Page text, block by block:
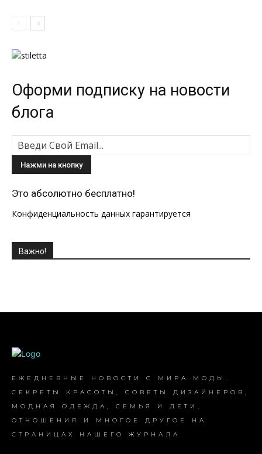
Оформи подписку на новости
блога
Это абсолютно бесплатно!
Конфиденциальность данных гарантируется
Важно!
ЕЖЕДНЕВНЫЕ НОВОСТИ С МИРА МОДЫ.
СЕКРЕТЫ КРАСОТЫ, СОВЕТЫ ДИЗАЙНЕРОВ,
МОДНАЯ ОДЕЖДА, СЕМЬЯ И ДЕТИ,
ОТНОШЕНИЯ И МНОГОЕ ДРУГОЕ НА
СТРАНИЦАХ НАШЕГО ЖУРНАЛА